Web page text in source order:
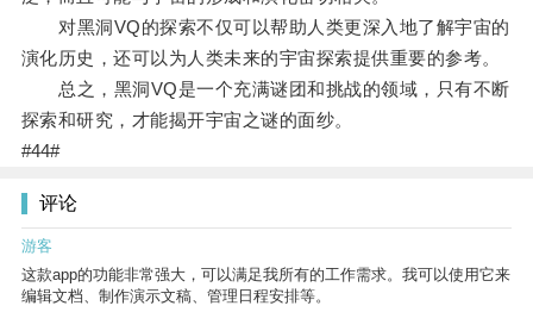
对黑洞VQ的探索不仅可以帮助人类更深入地了解宇宙的
演化历史，还可以为人类未来的宇宙探索提供重要的参考。
总之，黑洞VQ是一个充满谜团和挑战的领域，只有不断
探索和研究，才能揭开宇宙之谜的面纱。
#44#
评论
游客
这款app的功能非常强大，可以满足我所有的工作需求。我可以使用它来
编辑文档、制作演示文稿、管理日程安排等。